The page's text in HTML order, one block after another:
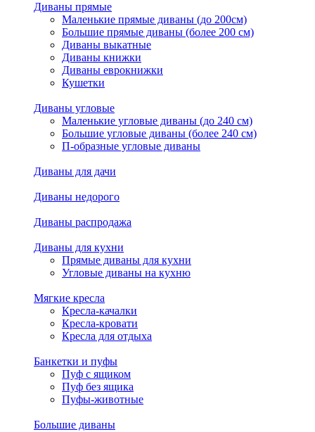
Диваны прямые
Маленькие прямые диваны (до 200см)
Большие прямые диваны (более 200 см)
Диваны выкатные
Диваны книжки
Диваны еврокнижки
Кушетки
Диваны угловые
Маленькие угловые диваны (до 240 см)
Большие угловые диваны (более 240 см)
П-образные угловые диваны
Диваны для дачи
Диваны недорого
Диваны распродажа
Диваны для кухни
Прямые диваны для кухни
Угловые диваны на кухню
Мягкие кресла
Кресла-качалки
Кресла-кровати
Кресла для отдыха
Банкетки и пуфы
Пуф с ящиком
Пуф без ящика
Пуфы-животные
Большие диваны